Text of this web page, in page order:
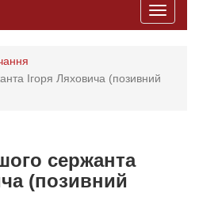
Toggle
Ігоря Ляховича (позивний
сержанта
(позивний